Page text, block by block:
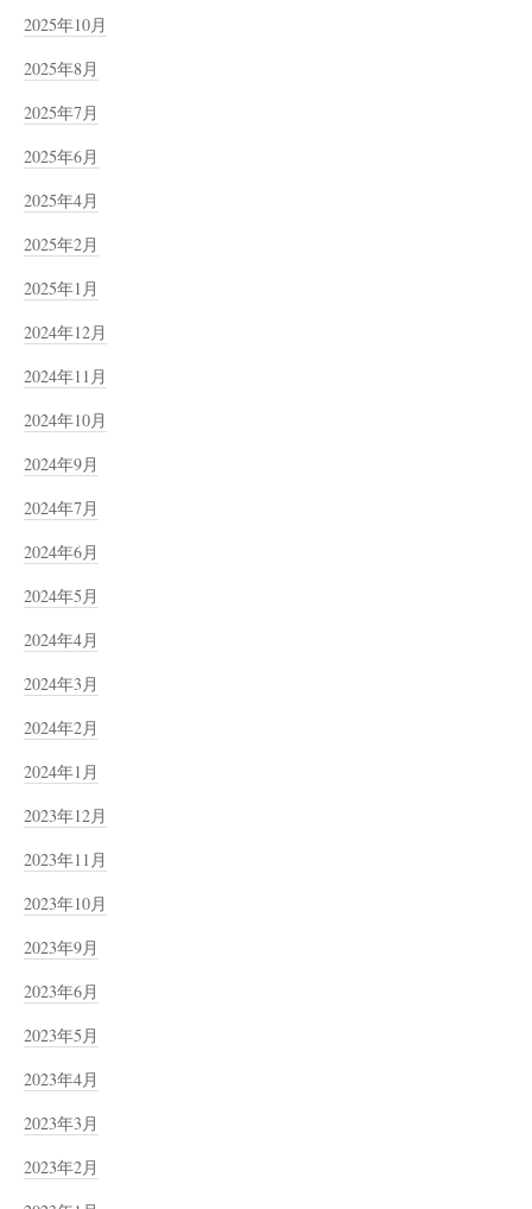
2025年10月
2025年8月
2025年7月
2025年6月
2025年4月
2025年2月
2025年1月
2024年12月
2024年11月
2024年10月
2024年9月
2024年7月
2024年6月
2024年5月
2024年4月
2024年3月
2024年2月
2024年1月
2023年12月
2023年11月
2023年10月
2023年9月
2023年6月
2023年5月
2023年4月
2023年3月
2023年2月